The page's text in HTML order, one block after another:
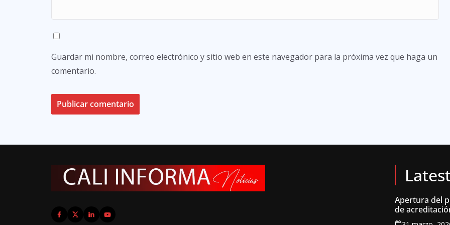
Guardar mi nombre, correo electrónico y sitio web en este navegador para la próxima vez que haga un
comentario.
Apertura del
de
inscripción